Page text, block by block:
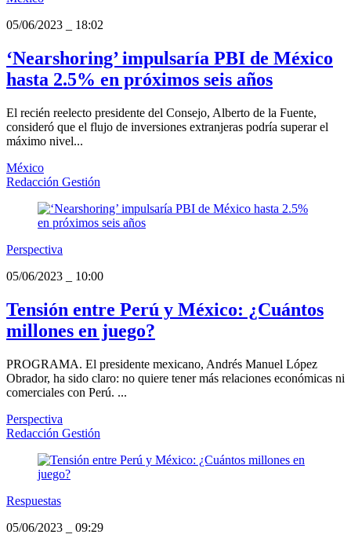
05/06/2023
18:02
‘Nearshoring’ impulsaría PBI de México
hasta 2.5% en próximos seis años
El recién reelecto presidente del Consejo, Alberto de la Fuente,
consideró que el flujo de inversiones extranjeras podría superar el
máximo nivel...
México
Redacción Gestión
Perspectiva
05/06/2023
10:00
Tensión entre Perú y México: ¿Cuántos
millones en juego?
PROGRAMA. El presidente mexicano, Andrés Manuel López
Obrador, ha sido claro: no quiere tener más relaciones económicas ni
comerciales con Perú. ...
Perspectiva
Redacción Gestión
Respuestas
05/06/2023
09:29